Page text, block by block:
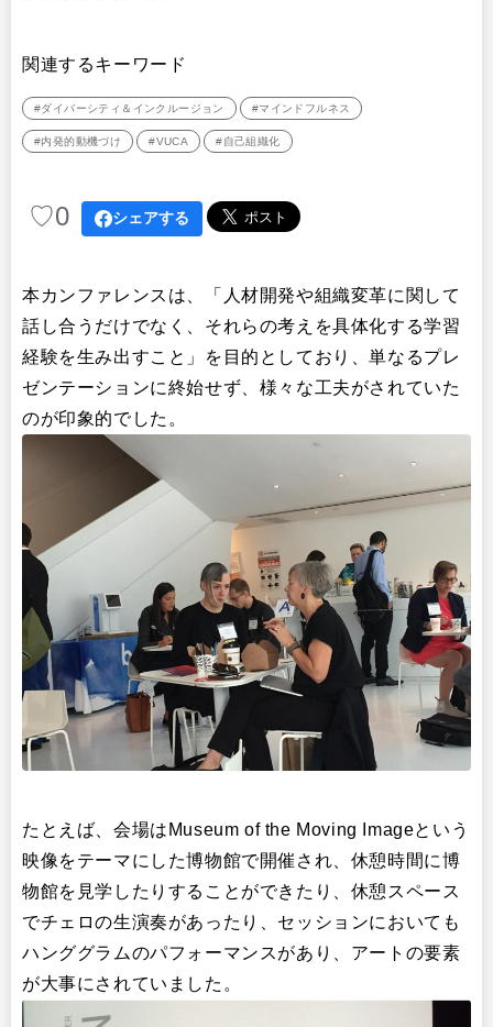
関連するキーワード
#ダイバーシティ＆インクルージョン #マインドフルネス
#内発的動機づけ #VUCA #自己組織化
♡0 シェアする
本カンファレンスは、「人材開発や組織変革に関して
話し合うだけでなく、それらの考えを具体化する学習
経験を生み出すこと」を目的としており、単なるプレ
ゼンテーションに終始せず、様々な工夫がされていた
のが印象的でした。
たとえば、会場はMuseum of the Moving Imageという
映像をテーマにした博物館で開催され、休憩時間に博
物館を見学したりすることができたり、休憩スペース
でチェロの生演奏があったり、セッションにおいても
ハンググラムのパフォーマンスがあり、アートの要素
が大事にされていました。